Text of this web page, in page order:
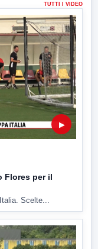
TUTTI I VIDEO
▶
Flores per il
Scelte...